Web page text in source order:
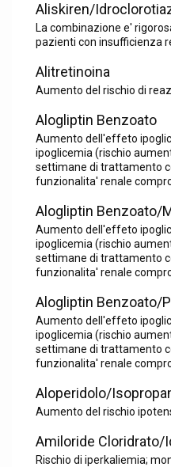
Aliskiren/
La combinazione e'
pazienti con insufficienza
Alitretinoina
Aumento del rischio di
Alogliptin Benzoato
Aumento dell'effeto
ipoglicemia (rischio
settimane di trattamento
funzionalita' renale
Alogliptin Benzoato/
Aumento dell'effeto
ipoglicemia (rischio
settimane di trattamento
funzionalita' renale
Alogliptin Benzoato/
Aumento dell'effeto
ipoglicemia (rischio
settimane di trattamento
funzionalita' renale
Aloperidolo/
Aumento del rischio
Amiloride Cloridrato/
Rischio di iperkaliemia;